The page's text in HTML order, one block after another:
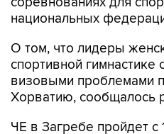
национальных
О том, что лидеры
спортивной гимнастике
визовыми проблемами
Хорватию, сообщалось
ЧЕ в Загребе пройдет с